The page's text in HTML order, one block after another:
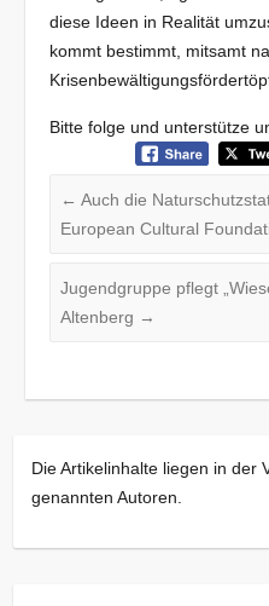
diese Ideen in Realität
kommt bestimmt, mitsamt
Bitte folge und unterstütze
← Auch die
European Cultural
Jugendgruppe pflegt
Altenberg →
Die Artikelinhalte liegen in der
genannten Autoren.